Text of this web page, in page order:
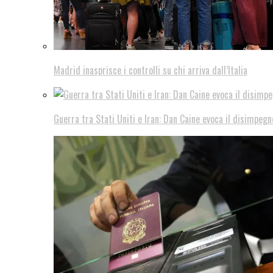
Madrid inasprisce i controlli su chi arriva dall’Italia
Guerra tra Stati Uniti e Iran: Dan Caine evoca il